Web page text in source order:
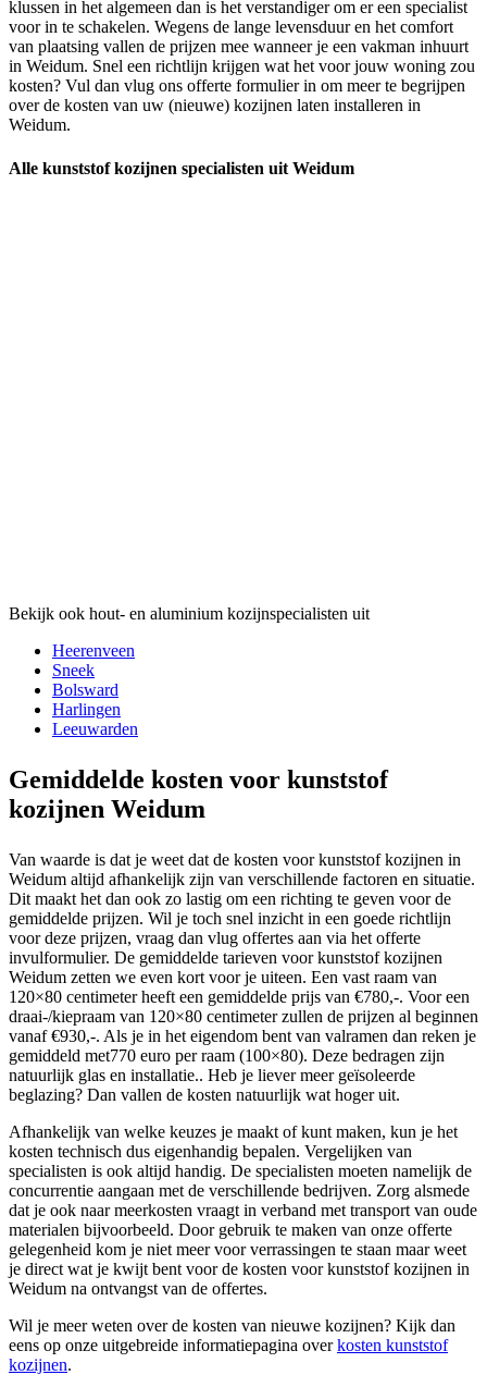
klussen in het algemeen dan is het verstandiger om er een specialist
voor in te schakelen. Wegens de lange levensduur en het comfort
van plaatsing vallen de prijzen mee wanneer je een vakman inhuurt
in Weidum. Snel een richtlijn krijgen wat het voor jouw woning zou
kosten? Vul dan vlug ons offerte formulier in om meer te begrijpen
over de kosten van uw (nieuwe) kozijnen laten installeren in
Weidum.
Alle kunststof kozijnen specialisten uit Weidum
Bekijk ook hout- en aluminium kozijnspecialisten uit
Heerenveen
Sneek
Bolsward
Harlingen
Leeuwarden
Gemiddelde kosten voor kunststof
kozijnen Weidum
Van waarde is dat je weet dat de kosten voor kunststof kozijnen in
Weidum altijd afhankelijk zijn van verschillende factoren en situatie.
Dit maakt het dan ook zo lastig om een richting te geven voor de
gemiddelde prijzen. Wil je toch snel inzicht in een goede richtlijn
voor deze prijzen, vraag dan vlug offertes aan via het offerte
invulformulier. De gemiddelde tarieven voor kunststof kozijnen
Weidum zetten we even kort voor je uiteen. Een vast raam van
120×80 centimeter heeft een gemiddelde prijs van €780,-. Voor een
draai-/kiepraam van 120×80 centimeter zullen de prijzen al beginnen
vanaf €930,-. Als je in het eigendom bent van valramen dan reken je
gemiddeld met770 euro per raam (100×80). Deze bedragen zijn
natuurlijk glas en installatie.. Heb je liever meer geïsoleerde
beglazing? Dan vallen de kosten natuurlijk wat hoger uit.
Afhankelijk van welke keuzes je maakt of kunt maken, kun je het
kosten technisch dus eigenhandig bepalen. Vergelijken van
specialisten is ook altijd handig. De specialisten moeten namelijk de
concurrentie aangaan met de verschillende bedrijven. Zorg alsmede
dat je ook naar meerkosten vraagt in verband met transport van oude
materialen bijvoorbeeld. Door gebruik te maken van onze offerte
gelegenheid kom je niet meer voor verrassingen te staan maar weet
je direct wat je kwijt bent voor de kosten voor kunststof kozijnen in
Weidum na ontvangst van de offertes.
Wil je meer weten over de kosten van nieuwe kozijnen? Kijk dan
eens op onze uitgebreide informatiepagina overkosten kunststof
kozijnen.